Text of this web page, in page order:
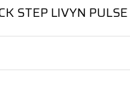
STEP LIVYN